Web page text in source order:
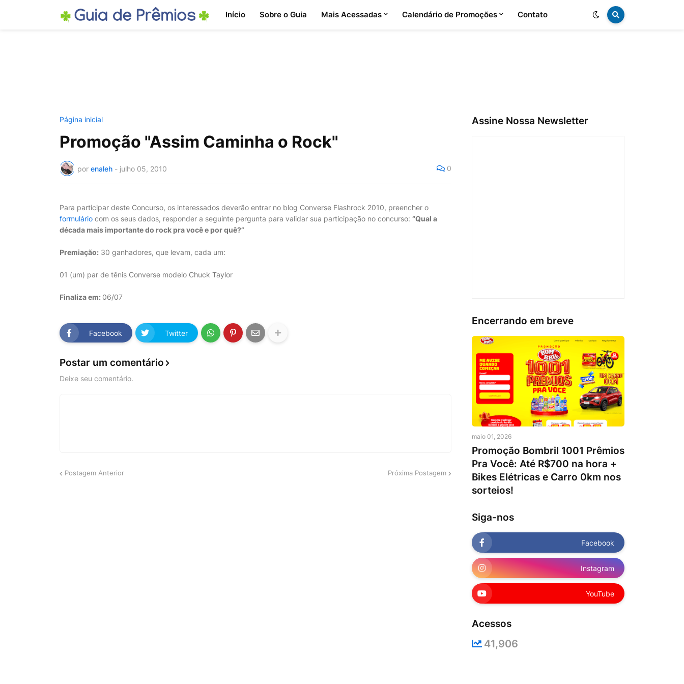
Início Sobre o Guia Mais Acessadas Calendário de Promoções Contato
Página inicial
Promoção "Assim Caminha o Rock"
por enaleh - julho 05, 2010 0
Para participar deste Concurso, os interessados deverão entrar no blog Converse Flashrock 2010, preencher o
formulário com os seus dados, responder a seguinte pergunta para validar sua participação no concurso: “Qual a
década mais importante do rock pra você e por quê?”
Premiação: 30 ganhadores, que levam, cada um:
01 (um) par de tênis Converse modelo Chuck Taylor
Finaliza em: 06/07
Facebook Twitter
Postar um comentário
Deixe seu comentário.
Postagem Anterior Próxima Postagem
Assine Nossa Newsletter
Encerrando em breve
maio 01, 2026
Promoção Bombril 1001 Prêmios
Pra Você: Até R$700 na hora +
Bikes Elétricas e Carro 0km nos
sorteios!
Siga-nos
Facebook
Instagram
YouTube
Acessos
41,906